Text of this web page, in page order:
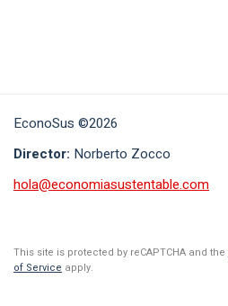
EconoSus ©2026
Director: Norberto Zocco
hola@economiasustentable.com
This site is protected by reCAPTCHA and the
of Service apply.